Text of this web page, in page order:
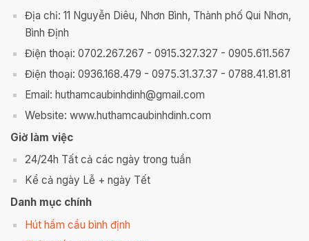
Địa chỉ: 11 Nguyễn Diêu, Nhơn Bình, Thành phố Qui Nhơn,
Bình Định
Điện thoại: 0702.267.267 - 0915.327.327 - 0905.611.567
Điện thoại: 0936.168.479 - 0975.31.37.37 - 0788.41.81.81
Email: huthamcaubinhdinh@gmail.com
Website: www.huthamcaubinhdinh.com
Giờ làm việc
24/24h Tất cả các ngày trong tuần
Kể cả ngày Lễ + ngày Tết
Danh mục chính
Hút hầm cầu bình định